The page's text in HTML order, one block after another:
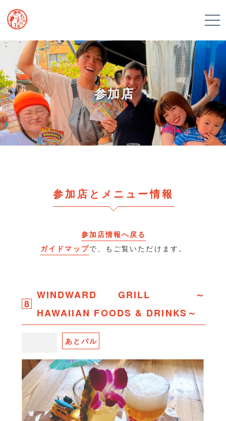
参加店
参加店とメニュー情報
参加店情報へ戻る
ガイドマップで、もご覧いただけます。
8
WINDWARD GRILL ～
HAWAIIAN FOODS & DRINKS～
あとバル